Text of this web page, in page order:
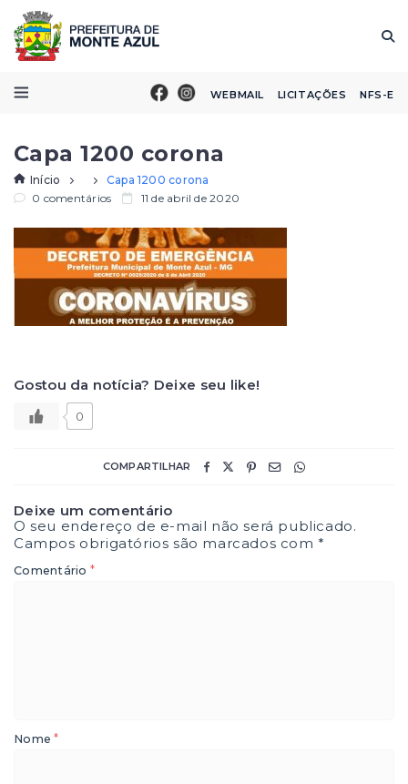
WEBMAIL LICITAÇÕES NFS-E
Capa 1200 corona
Início
Capa 1200 corona
0 comentários
11 de abril de 2020
Gostou da notícia? Deixe seu like!
0
COMPARTILHAR
Deixe um comentário
O seu endereço de e-mail não será publicado.
Campos obrigatórios são marcados com*
Comentário *
Nome*